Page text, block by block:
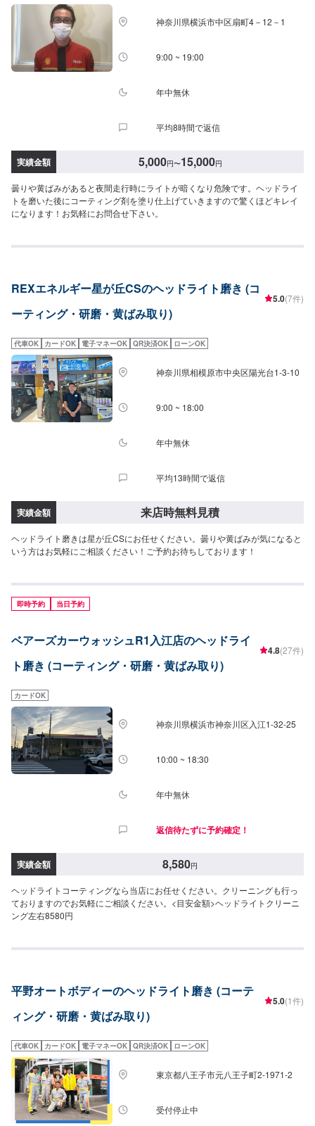
神奈川県横浜市中区扇町4－12－1
9:00 ~ 19:00
年中無休
平均8時間で返信
実績金額 5,000円〜15,000円
曇りや黄ばみがあると夜間走行時にライトが暗くなり危険です。ヘッドライ
トを磨いた後にコーティング剤を塗り仕上げていきますので驚くほどキレイ
になります！お気軽にお問合せ下さい。
REXエネルギー星が丘CSのヘッドライト磨き (コ
ーティング・研磨・黄ばみ取り)
5.0(7件)
代車OK カードOK 電子マネーOK QR決済OK ローンOK
神奈川県相模原市中央区陽光台1-3-10
9:00 ~ 18:00
年中無休
平均13時間で返信
実績金額 来店時無料見積
ヘッドライト磨きは星が丘CSにお任せください。曇りや黄ばみが気になると
いう方はお気軽にご相談ください！ご予約お待ちしております！
即時予約 当日予約
ベアーズカーウォッシュR1入江店のヘッドライ
ト磨き (コーティング・研磨・黄ばみ取り)
4.8(27件)
カードOK
神奈川県横浜市神奈川区入江1-32-25
10:00 ~ 18:30
年中無休
返信待たずに予約確定！
実績金額 8,580円
ヘッドライトコーティングなら当店にお任せください。クリーニングも行っ
ておりますのでお気軽にご相談ください。<目安金額>ヘッドライトクリーニ
ング左右8580円
平野オートボディーのヘッドライト磨き (コーテ
ィング・研磨・黄ばみ取り)
5.0(1件)
代車OK カードOK 電子マネーOK QR決済OK ローンOK
東京都八王子市元八王子町2-1971-2
受付停止中